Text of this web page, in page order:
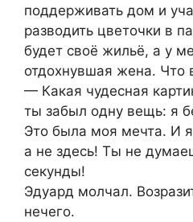
поддерживать дом и
разводить цветочки в
будет своё жильё, а у
отдохнувшая жена. Что
— Какая чудесная
ты забыл одну вещь: я
Это была моя мечта. И
а не здесь! Ты не
секунды!
Эдуард молчал.
нечего.